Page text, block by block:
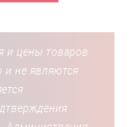
и цены товаров
и не являются